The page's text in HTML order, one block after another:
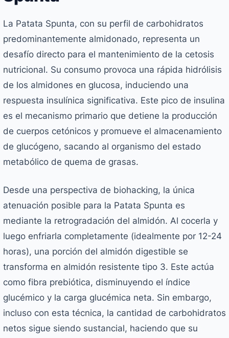
La Patata Spunta, con su perfil de carbohidratos
predominantemente almidonado, representa un
desafío directo para el mantenimiento de la cetosis
nutricional. Su consumo provoca una rápida hidrólisis
de los almidones en glucosa, induciendo una
respuesta insulínica significativa. Este pico de insulina
es el mecanismo primario que detiene la producción
de cuerpos cetónicos y promueve el almacenamiento
de glucógeno, sacando al organismo del estado
metabólico de quema de grasas.
Desde una perspectiva de biohacking, la única
atenuación posible para la Patata Spunta es
mediante la retrogradación del almidón. Al cocerla y
luego enfriarla completamente (idealmente por 12-24
horas), una porción del almidón digestible se
transforma en almidón resistente tipo 3. Este actúa
como fibra prebiótica, disminuyendo el índice
glucémico y la carga glucémica neta. Sin embargo,
incluso con esta técnica, la cantidad de carbohidratos
netos sigue siendo sustancial, haciendo que su